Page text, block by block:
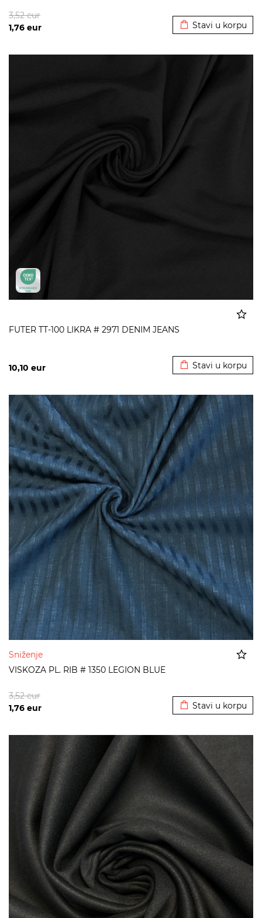
1,76 eur
3,52eur
Stavi u korpu
FUTER TT-100 LIKRA # 2971 DENIM JEANS
10,10 eur Stavi u korpu
Sniženje
VISKOZA PL. RIB # 1350 LEGION BLUE
1,76 eur
3,52eur
Stavi u korpu